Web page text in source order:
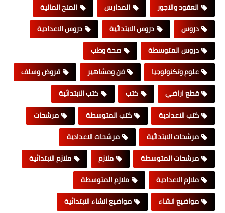
العقود والاجور
المدارس
المنح المالية
دروس
دروس الابتدائية
دروس الاعدادية
دروس المتوسطة
صحة وطب
علوم وتكنولوجيا
فن ومشاهير
قروض وسلف
قطع اراضي
كتب
كتب الابتدائية
كتب الاعدادية
كتب المتوسطة
مرشحات
مرشحات الابتدائية
مرشحات الاعدادية
مرشحات المتوسطة
ملازم
ملازم الابتدائية
ملازم الاعدادية
ملازم المتوسطة
مواضيع انشاء
مواضيع انشاء الابتدائية